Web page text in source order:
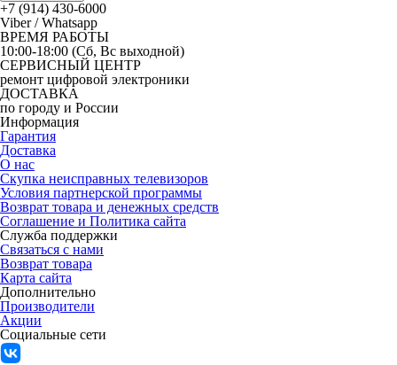
+7 (914) 430-6000
Viber / Whatsapp
ВРЕМЯ РАБОТЫ
10:00-18:00 (Сб, Вс выходной)
СЕРВИСНЫЙ ЦЕНТР
ремонт цифровой электроники
ДОСТАВКА
по городу и России
Информация
Гарантия
Доставка
О нас
Скупка неисправных телевизоров
Условия партнерской программы
Возврат товара и денежных средств
Соглашение и Политика сайта
Служба поддержки
Связаться с нами
Возврат товара
Карта сайта
Дополнительно
Производители
Акции
Социальные сети